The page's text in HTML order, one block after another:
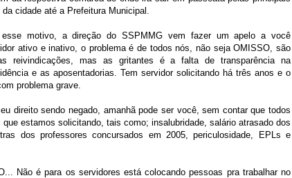
da cidade até a Prefeitura Municipal.
esse motivo, a direção do SSPMMG vem fazer um apelo a você
ativo e inativo, o problema é de todos nós, não seja OMISSO, são
reivindicações, mas as gritantes é a falta de transparência na
e as aposentadorias.Tem servidor solicitando há três anos e o
problema grave.
direito sendo negado, amanhã pode ser você, sem contar que todos
que estamos solicitando, tais como; insalubridade, salário atrasado dos
dos professores concursados em 2005, periculosidade, EPLs e
Não é para os servidores está colocando pessoas pra trabalhar no